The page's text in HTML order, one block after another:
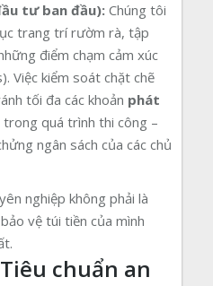
tư ban đầu): Chúng tôi
trang trí rườm rà, tập
điểm chạm cảm xúc
Việc kiểm soát chặt chẽ
tối đa các khoản phát
trong quá trình thi công –
ngân sách của các chủ
nghiệp không phải là
vệ túi tiền của mình
chuẩn an